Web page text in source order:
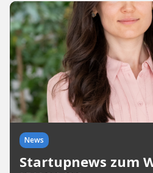
News
Startupnews zum